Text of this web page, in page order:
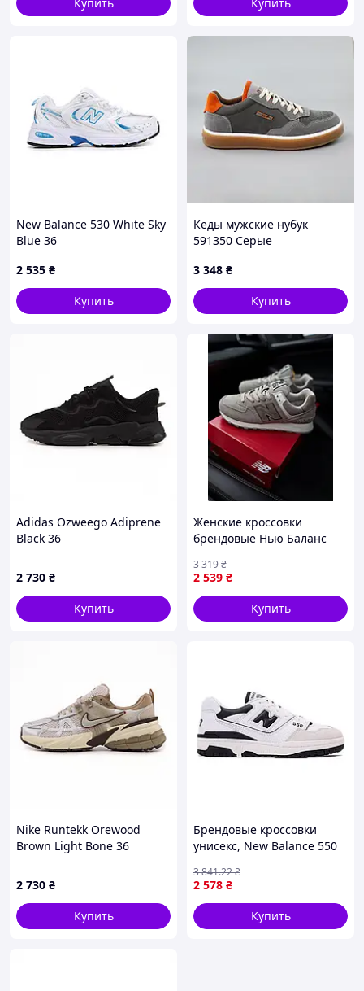
New Balance 530 White Sky
Blue 36
2 535 ₴
Купить
Кеды мужские нубук
591350 Серые
3 348 ₴
Купить
Adidas Ozweego Adiprene
Black 36
2 730 ₴
Купить
Женские кроссовки
брендовые Нью Баланс
New Balance Seli Жіночі
кросівки брендові Нью
Баланс сірі
2 539 ₴
3 319₴
Купить
Nike Runtekk Orewood
Brown Light Bone 36
2 730 ₴
Купить
Брендовые кроссовки
унисекс, New Balance 550
2 578 ₴
3 841.22₴
Купить